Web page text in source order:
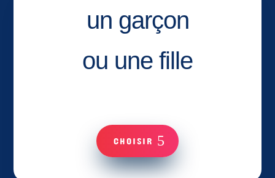
un garçon
ou une fille
CHOISIR